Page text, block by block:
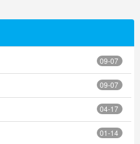
09-07
09-07
04-17
01-14